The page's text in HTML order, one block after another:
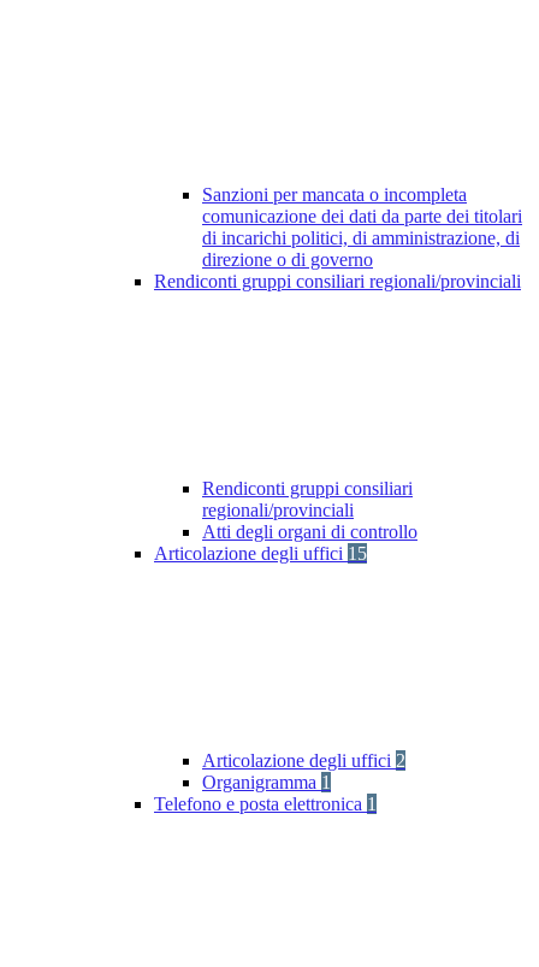
Sanzioni per mancata o incompleta
comunicazione dei dati da parte dei titolari
di incarichi politici, di amministrazione, di
direzione o di governo
Rendiconti gruppi consiliari regionali/provinciali
Rendiconti gruppi consiliari
regionali/provinciali
Atti degli organi di controllo
Articolazione degli uffici 15
Articolazione degli uffici 2
Organigramma 1
Telefono e posta elettronica 1